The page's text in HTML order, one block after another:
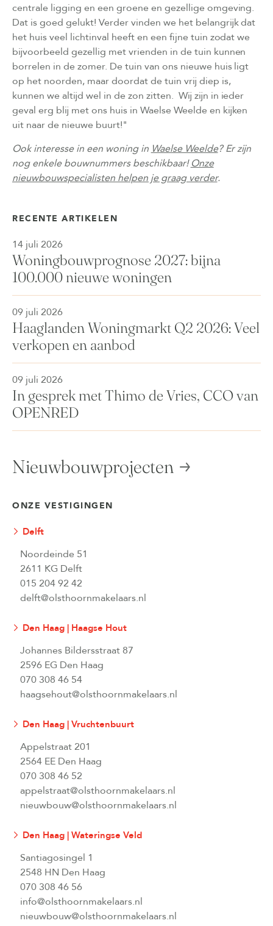
centrale ligging en een groene en gezellige omgeving.
Dat is goed gelukt! Verder vinden we het belangrijk dat
het huis veel lichtinval heeft en een fijne tuin zodat we
bijvoorbeeld gezellig met vrienden in de tuin kunnen
borrelen in de zomer. De tuin van ons nieuwe huis ligt
op het noorden, maar doordat de tuin vrij diep is,
kunnen we altijd wel in de zon zitten. Wij zijn in ieder
geval erg blij met ons huis in Waelse Weelde en kijken
uit naar de nieuwe buurt!"
Ook interesse in een woning in Waelse Weelde? Er zijn
nog enkele bouwnummers beschikbaar!Onze
nieuwbouwspecialisten helpen je graag verder.
RECENTE ARTIKELEN
14 juli 2026
Woningbouwprognose 2027: bijna
100.000 nieuwe woningen
09 juli 2026
Haaglanden Woningmarkt Q2 2026: Veel
verkopen en aanbod
09 juli 2026
In gesprek met Thimo de Vries, CCO van
OPENRED
Nieuwbouwprojecten
ONZE VESTIGINGEN
Delft
Noordeinde 51
2611 KG Delft
015 204 92 42
delft@olsthoornmakelaars.nl
Den Haag | Haagse Hout
Johannes Bildersstraat 87
2596 EG Den Haag
070 308 46 54
haagsehout@olsthoornmakelaars.nl
Den Haag | Vruchtenbuurt
Appelstraat 201
2564 EE Den Haag
070 308 46 52
appelstraat@olsthoornmakelaars.nl
nieuwbouw@olsthoornmakelaars.nl
Den Haag | Wateringse Veld
Santiagosingel 1
2548 HN Den Haag
070 308 46 56
info@olsthoornmakelaars.nl
nieuwbouw@olsthoornmakelaars.nl